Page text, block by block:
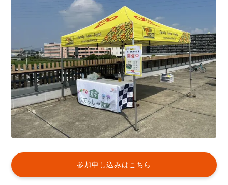
参加申し込みはこちら